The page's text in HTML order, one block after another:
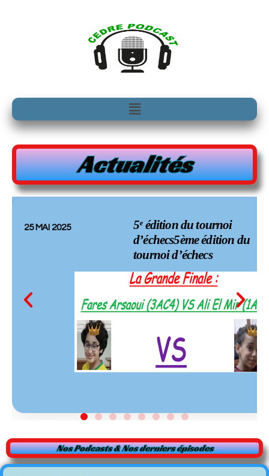
Menu
Actualités
25 MAI 2025
5ᵉ édition du tournoi
d’échecs5ème édition du
tournoi d’échecs
Nos Podcasts & Nos derniers épisodes